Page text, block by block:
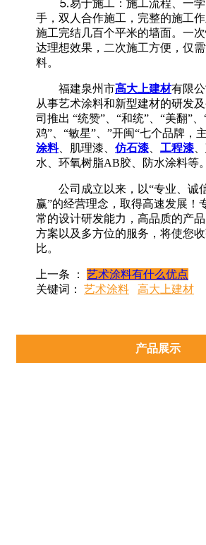
⒌易于施工：施工流程、一
手，双人合作施工，完整的施工
施工完结几百个平米的墙面。一
达理想效果，二次施工方便，仅
料。
福建泉州市高大上建材有限
从事艺术涂料和新型建材的研发
司推出 “统赞”、“和统”、“美翻”
鸡”、“敏星”、”开闽“七个品牌，
涂料、肌理漆、 仿石漆 工程漆
水、环氧树脂AB胶、防水涂料等。
公司成立以来，以“专业、诚
赢”的经营理念，取得高速发展！
常的设计研发能力，高品质的产
方案以及多方位的服务，将使您
比。
上一条 ：
艺术涂料有什么优点
关键词： 艺术涂料 高大上建材
产品展示